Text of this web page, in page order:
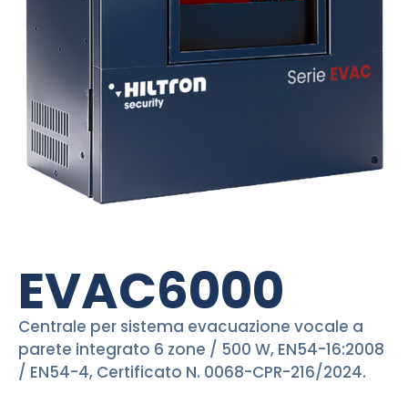
EVAC6000
Centrale per sistema evacuazione vocale a
parete integrato 6 zone / 500 W, EN54-16:2008
/ EN54-4, Certificato N. 0068-CPR-216/2024.